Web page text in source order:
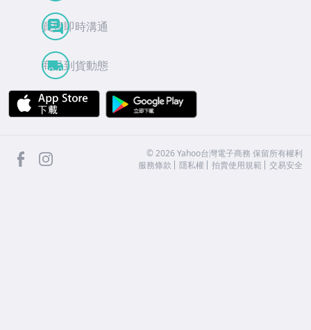
買賣即時溝通
商品到貨動態
APP Store
facebook ©2026 Yahoo台灣電子商務 保留所有權利
服務條款
隱私權 拍賣使用規範 交易安全